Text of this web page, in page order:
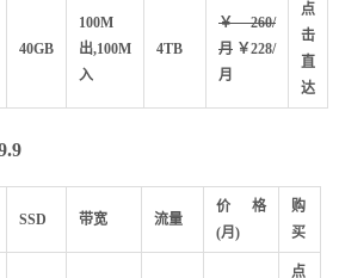
40GB
100M
出,100M
入
4TB
￥260/
月 ￥228/
月
点
击
直
达
SSD 带宽 流量
价格
(月)
购
买
点